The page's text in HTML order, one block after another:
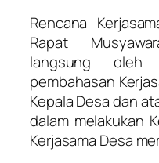
Rencana
Rapat
langsung oleh
pembahasan
Kepala Desa dan
dalam melakukan
Kerjasama Desa